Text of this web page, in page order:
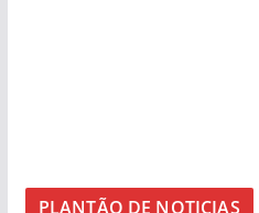
PLANTÃO DE NOTICIAS